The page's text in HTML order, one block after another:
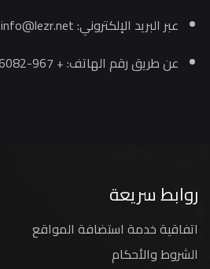
عبر البريد الإلكتروني:info@lezr.net
عن طريق رقم الهاتف: + 967-735016082
روابط سريعة
اتفاقية خدمة استضافة المواقع
الشروط والأحكام